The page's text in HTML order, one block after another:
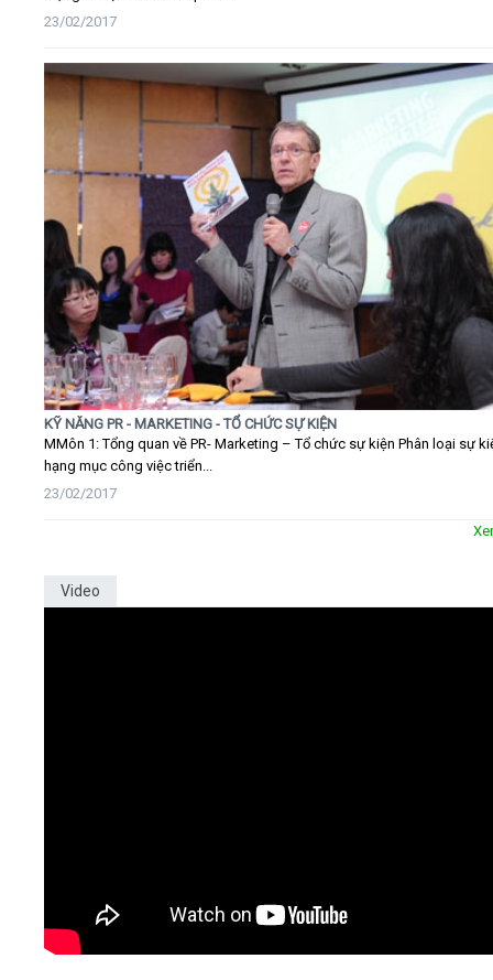
23/02/2017
KỸ NĂNG PR - MARKETING - TỔ CHỨC SỰ KIỆN
MMôn 1: Tổng quan về PR- Marketing – Tổ chức sự kiện Phân loại sự
hạng mục công việc triển...
23/02/2017
Video